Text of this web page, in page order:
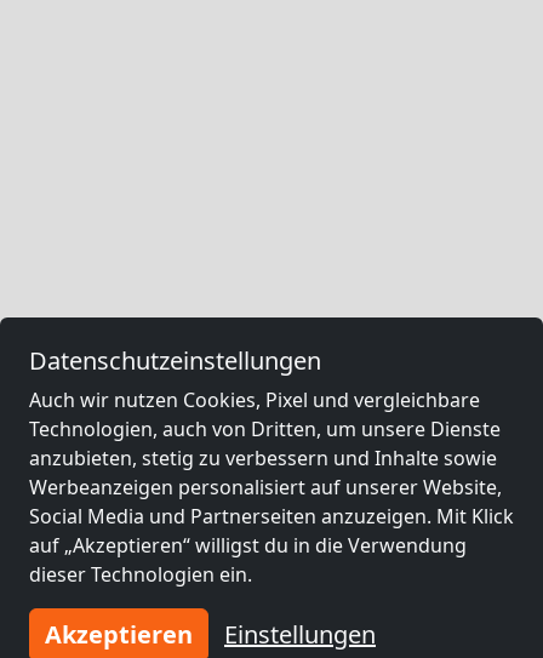
Datenschutzeinstellungen
Auch wir nutzen Cookies, Pixel und vergleichbare
Technologien, auch von Dritten, um unsere Dienste
anzubieten, stetig zu verbessern und Inhalte sowie
Werbeanzeigen personalisiert auf unserer Website,
Social Media und Partnerseiten anzuzeigen. Mit Klick
auf „Akzeptieren“ willigst du in die Verwendung
dieser Technologien ein.
Akzeptieren Einstellungen